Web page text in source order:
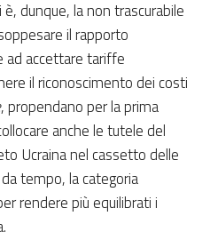
dunque, la non trascurabile
il rapporto
ad accettare tariffe
il riconoscimento dei costi
, propendano per la prima
anche le tutele del
Ucraina nel cassetto delle
tempo, la categoria
rendere più equilibrati i